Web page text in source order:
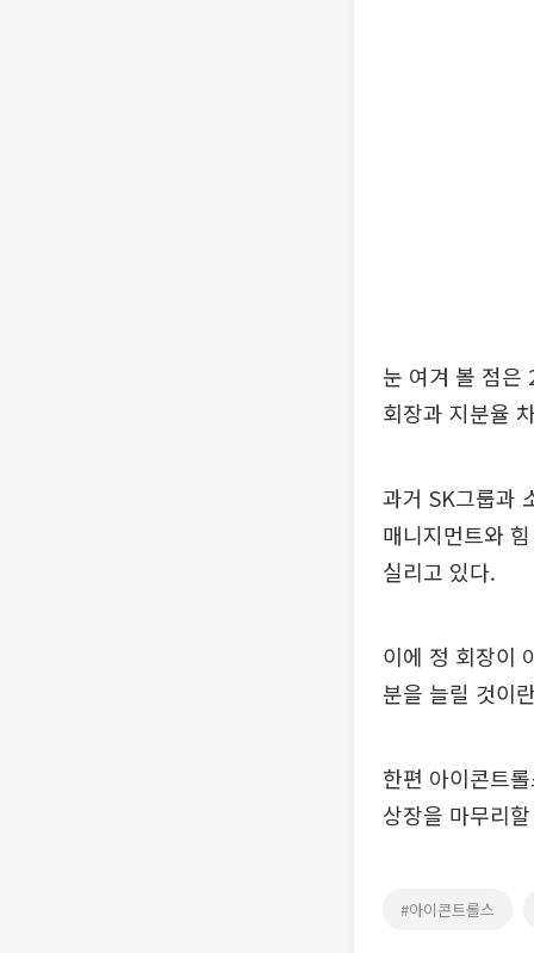
눈 여겨 볼 점은
회장과 지분율
과거 SK그룹과
매니지먼트와
실리고 있다.
이에 정 회장이
분을 늘릴 것이
한편 아이콘트
상장을 마무리
#아이콘트롤스